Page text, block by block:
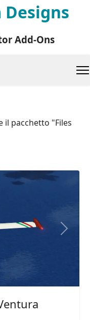
Add-Ons
il pacchetto "Files
Next